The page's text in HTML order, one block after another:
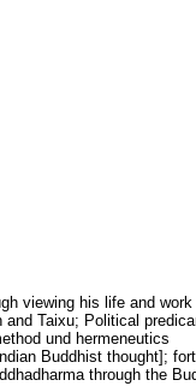
viewing his life and
Taixu; Political
und hermeneutics
Buddhist thought];
through the